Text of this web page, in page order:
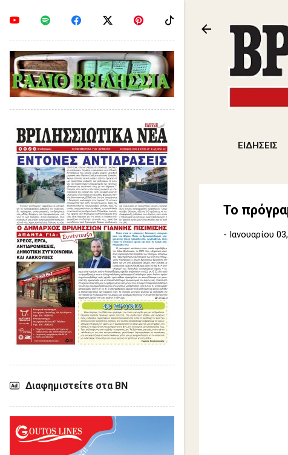
ΕΙΔΗΣΕΙΣ
Το
- Ιανουαρίου
Διαφημιστείτε στα ΒΝ